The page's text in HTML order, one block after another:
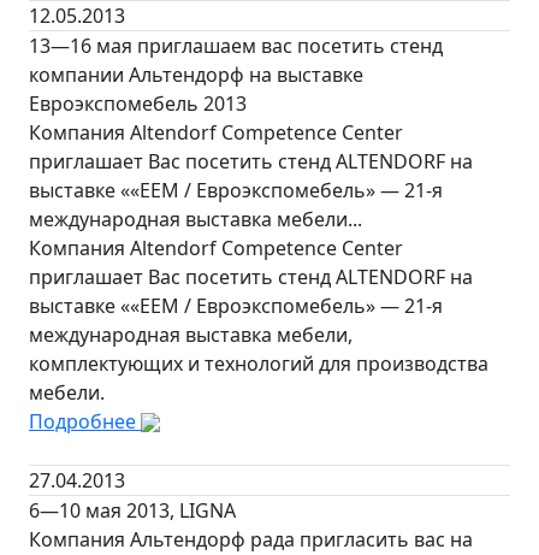
12.05.2013
13—16 мая приглашаем вас посетить стенд
компании Альтендорф на выставке
Евроэкспомебель 2013
Компания Altendorf Competence Center
приглашает Вас посетить стенд ALTENDORF на
выставке ««ЕЕМ / Евроэкспомебель» — 21-я
международная выставка мебели...
Компания Altendorf Competence Center
приглашает Вас посетить стенд ALTENDORF на
выставке ««ЕЕМ / Евроэкспомебель» — 21-я
международная выставка мебели,
комплектующих и технологий для производства
мебели.
Подробнее
27.04.2013
6—10 мая 2013, LIGNA
Компания Альтендорф рада пригласить вас на